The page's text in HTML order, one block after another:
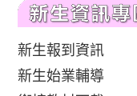
新生報到資訊
新生始業輔導